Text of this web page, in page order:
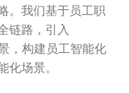
。我们基于员工职
链路，引入
，构建员工智能化
化场景。